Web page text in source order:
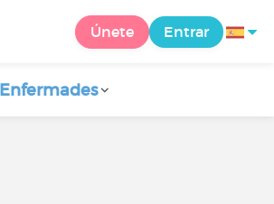
Únete Entrar
Enfermades